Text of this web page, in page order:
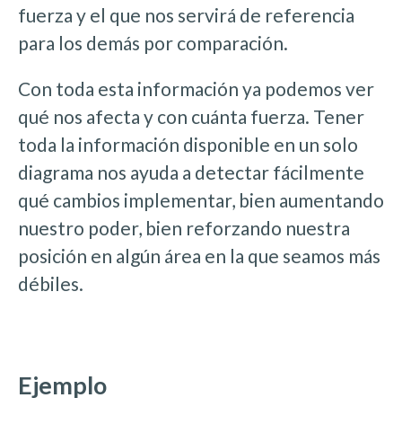
fuerza y el que nos servirá de referencia
para los demás por comparación.
Con toda esta información ya podemos ver
qué nos afecta y con cuánta fuerza. Tener
toda la información disponible en un solo
diagrama nos ayuda a detectar fácilmente
qué cambios implementar, bien aumentando
nuestro poder, bien reforzando nuestra
posición en algún área en la que seamos más
débiles.
Ejemplo